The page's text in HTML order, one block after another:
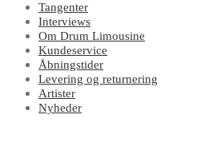
Tangenter
Interviews
Om Drum Limousine
Kundeservice
Åbningstider
Levering og returnering
Artister
Nyheder